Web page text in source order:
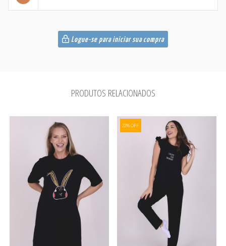
Logue-se para iniciar sua compra
PRODUTOS RELACIONADOS
22% OFF